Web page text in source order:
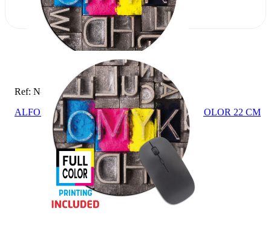
Ref: N-832
ALFOMBRILLA PERSONALIZADA FULL COLOR 22 CM